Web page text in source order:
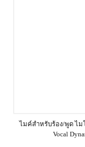
ไมค์สำหรับร้อง/พูด ไ
Vocal